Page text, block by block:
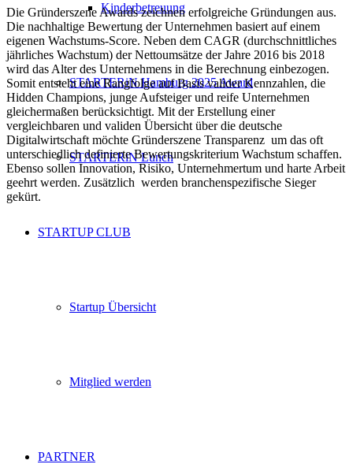
Kinderbetreuung
STARTERiN Hamburg 2025 Award
STARTERiN Lunch
STARTUP CLUB
Startup Übersicht
Mitglied werden
PARTNER
Die Gründerszene Awards zeichnen erfolgreiche Gründungen aus.
Die nachhaltige Bewertung der Unternehmen basiert auf einem
eigenen Wachstums-Score. Neben dem CAGR (durchschnittliches
jährliches Wachstum) der Nettoumsätze der Jahre 2016 bis 2018
wird das Alter des Unternehmens in die Berechnung einbezogen.
Somit entsteht eine Rangfolge auf Basis valider Kennzahlen, die
Hidden Champions, junge Aufsteiger und reife Unternehmen
gleichermaßen berücksichtigt. Mit der Erstellung einer
vergleichbaren und validen Übersicht über die deutsche
Digitalwirtschaft möchte Gründerszene Transparenz um das oft
unterschiedlich definierte Bewertungskriterium Wachstum schaffen.
Ebenso sollen Innovation, Risiko, Unternehmertum und harte Arbeit
geehrt werden. Zusätzlich werden branchenspezifische Sieger
gekürt.